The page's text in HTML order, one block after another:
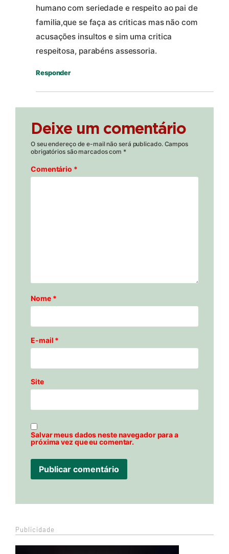
humano com seriedade e respeito ao pai de
familia,que se faça as criticas mas não com
acusações insultos e sim uma critica
respeitosa, parabéns assessoria.
Responder
Deixe um comentário
O seu endereço de e-mail não será publicado. Campos
obrigatórios são marcados com *
Comentário *
Nome *
E-mail *
Site
Salvar meus dados neste navegador para a
próxima vez que eu comentar.
Publicidade